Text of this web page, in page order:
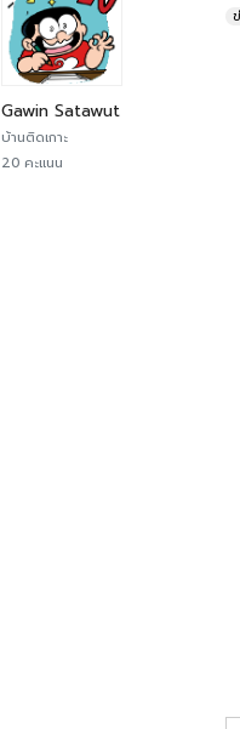
Gawin Satawut
บ้านติดเกาะ
20 คะแนน